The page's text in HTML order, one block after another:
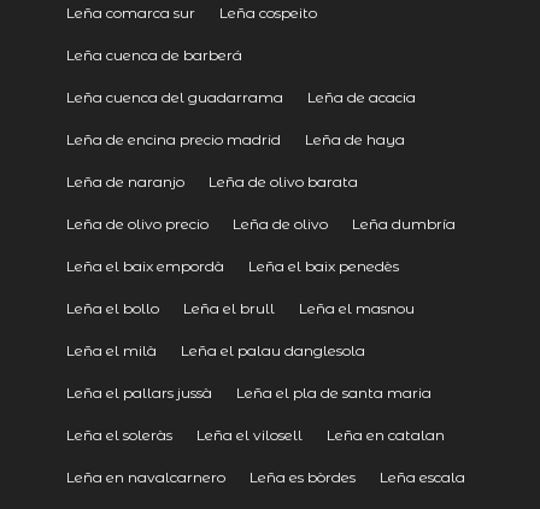
Leña comarca sur Leña cospeito
Leña cuenca de barberá
Leña cuenca del guadarrama Leña de acacia
Leña de encina precio madrid Leña de haya
Leña de naranjo Leña de olivo barata
Leña de olivo precio Leña de olivo Leña dumbría
Leña el baix empordà Leña el baix penedès
Leña el bollo Leña el brull Leña el masnou
Leña el milà Leña el palau danglesola
Leña el pallars jussà Leña el pla de santa maria
Leña el soleràs Leña el vilosell Leña en catalan
Leña en navalcarnero Leña es bòrdes Leña escala